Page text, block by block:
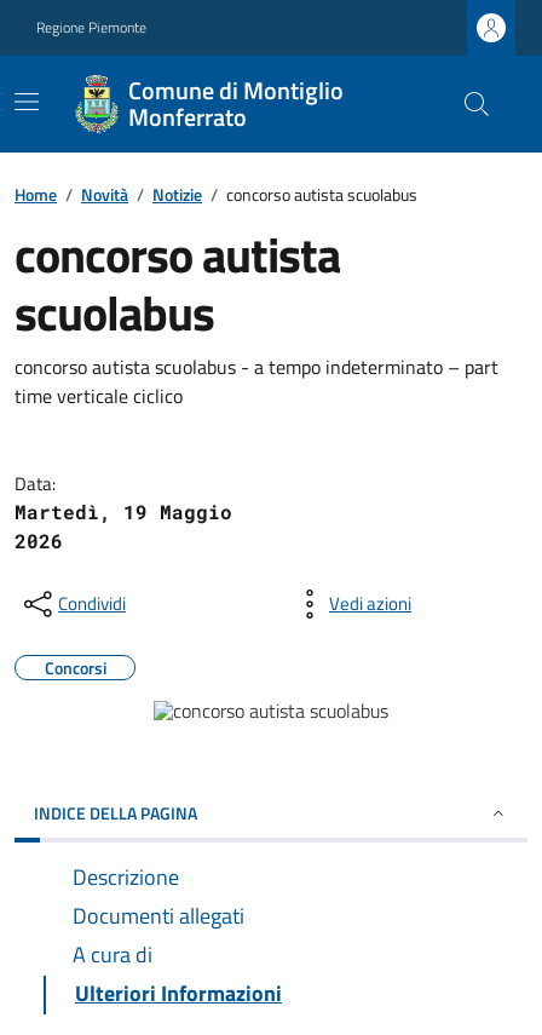
Regione Piemonte
Comune di Montiglio
Monferrato
Home / Novità / Notizie / concorso autista scuolabus
concorso autista
scuolabus
concorso autista scuolabus - a tempo indeterminato – part
time verticale ciclico
Data:
Martedì, 19 Maggio
2026
Condividi Vedi azioni
Concorsi
INDICE DELLA PAGINA
Descrizione
Documenti allegati
A cura di
Ulteriori Informazioni